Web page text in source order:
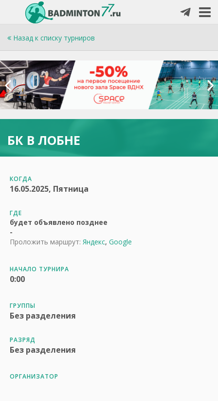
Назад к списку турниров
БК В ЛОБНЕ
КОГДА
16.05.2025, Пятница
ГДЕ
будет объявлено позднее
-
Проложить маршрут: Яндекс, Google
НАЧАЛО ТУРНИРА
0:00
ГРУППЫ
Без разделения
РАЗРЯД
Без разделения
ОРГАНИЗАТОР